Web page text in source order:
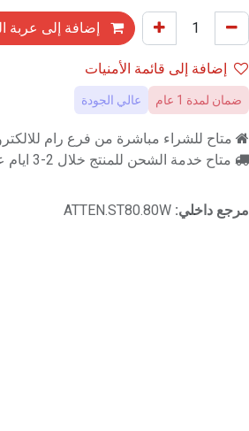
إضافة إلى عربة
إضافة إلى قائمة الأمنيات
ضمان لمدة 1 عام عالي الجودة
متاح للشراء مباشرة من فرع رام
متاح خدمة الشحن للمنتج خلال 2-3 ايام عمل
مرجع داخلي: ATTEN.ST80.80W